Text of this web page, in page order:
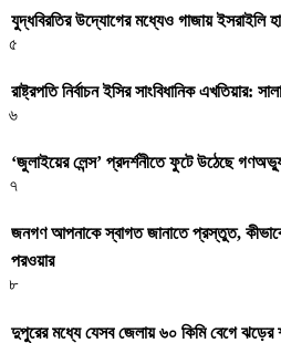
যুদ্ধবিরতির উদ্যোগের মধ্যেও গাজায় ইসরাইলি
৫
রাষ্ট্রপতি নির্বাচন ইসির সাংবিধানিক এখতিয়ার:
৬
‘জুলাইয়ের লেন্স’ প্রদর্শনীতে ফুটে উঠেছে
৭
জনগণ আপনাকে স্বাগত জানাতে প্রস্তুত,
পরওয়ার
৮
দুপুরের মধ্যে যেসব জেলায় ৬০ কিমি বেগে ঝড়ের